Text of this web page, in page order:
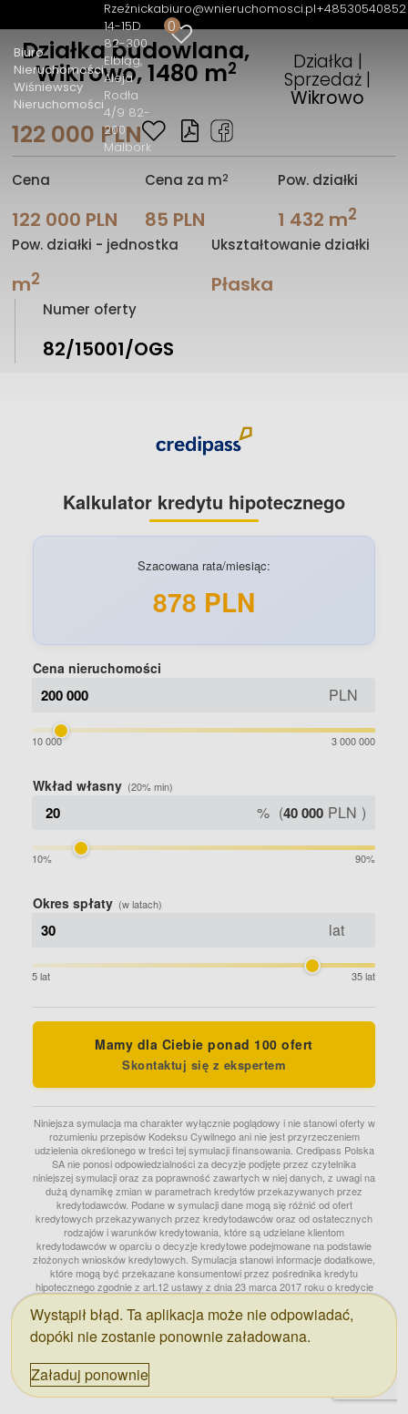
Biuro
Nieruchomości
Wiśniewscy
Nieruchomości
Rzeźnicka
14-15D
82-300
Elbląg
Aleja
Rodła
4/9 82-
200
Malbork
biuro@wnieruchomosci.pl+48530540852
0
Działka budowlana,
Wikrowo, 1480 m2 Działka |
Sprzedaż |
Wikrowo
122 000 PLN
Cena
122 000 PLN
Cena za m2
85 PLN
Pow. działki
1 432 m2
Pow. działki - jednostka
m2
Ukształtowanie działki
Płaska
Numer oferty
82/15001/OGS